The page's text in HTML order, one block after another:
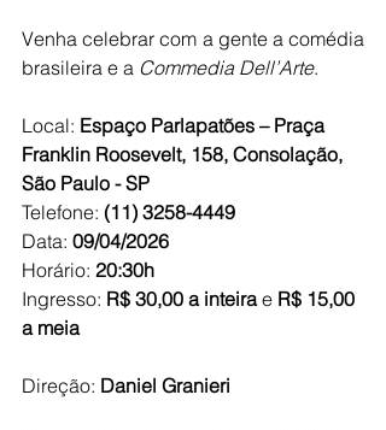
Venha celebrar com a gente a comédia
brasileira e a Commedia Dell’Arte.
Local: Espaço Parlapatões – Praça
Franklin Roosevelt, 158, Consolação,
São Paulo - SP
Telefone: (11) 3258-4449
Data: 09/04/2026
Horário: 20:30h
Ingresso: R$ 30,00 a inteira e R$ 15,00
a meia
Direção: Daniel Granieri